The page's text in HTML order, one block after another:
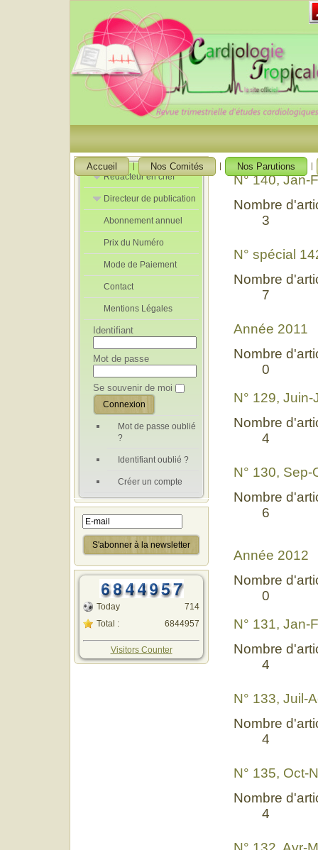
Accueil Nos Comités Nos Parutions
Rédacteur en chef
Rédacteurs en
Chef Adjoint
Directeur de publication
Directeur de
publication
adjoint
Abonnement annuel
Prix du Numéro
Mode de Paiement
Contact
Mentions Légales
Identifiant
Mot de passe
Se souvenir de moi
Mot de passe oublié
?
Identifiant oublié ?
Créer un compte
Today
Total :
714
6844957
Visitors Counter
N° 140, Jan-
Nombre
3
N° spécial
Nombre
7
Année 2011
Nombre
0
N° 129,
Nombre
4
N° 130, Sep-
Nombre
6
Année 2012
Nombre
0
N° 131, Jan-
Nombre
4
N° 133, Juil-
Nombre
4
N° 135, Oct-
Nombre
4